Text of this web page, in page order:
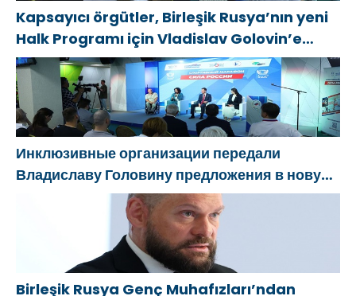
Kapsayıcı örgütler, Birleşik Rusya’nın yeni
Halk Programı için Vladislav Golovin’e
teklifler sundu
Инклюзивные организации передали
Владиславу Головину предложения в новую
Народную программу «Единой России»
Birleşik Rusya Genç Muhafızları’ndan